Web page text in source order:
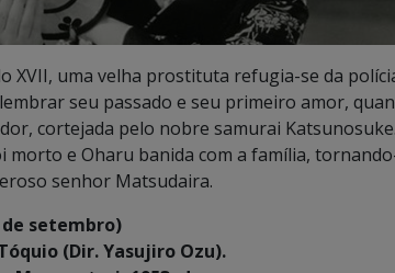
XVII, uma velha prostituta refugia-se da
seu passado e seu primeiro amor,
cortejada pelo nobre samurai
morto e Oharu banida com a família,
senhor Matsudaira.
setembro)
(Dir. Yasujiro Ozu).